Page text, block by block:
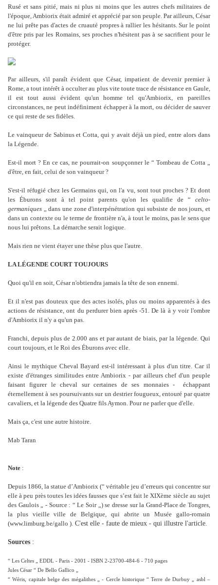
Rusé et sans pitié, mais ni plus ni moins que les autres chefs militaires de
l'époque, Ambiorix était admiré et apprécié par son peuple. Par ailleurs, César
ne lui prête pas d'actes de cruauté propres à rallier les hésitants. Sur le point
d'être pris par les Romains, ses proches n'hésitent pas à se sacrifient pour le
protéger.
Par ailleurs, s'il paraît évident que César, impatient de devenir premier à
Rome, a tout intérêt à occulter au plus vite toute trace de résistance en Gaule,
il est tout aussi évident qu'un homme tel qu'Ambiorix, en pareilles
circonstances, ne peut indéfiniment échapper à la mort, ou décider de sauver
ce qui reste de ses fidèles.
Le vainqueur de Sabinus et Cotta, qui y avait déjà un pied, entre alors dans
la Légende.
Est-il mort ? En ce cas, ne pourrait-on soupçonner le “ Tombeau de Cotta „
d'être, en fait, celui de son vainqueur ?
S'est-il réfugié chez les Germains qui, on l'a vu, sont tout proches ? Et dont
les Éburons sont à tel point parents qu'on les qualifie de “ celto-
germaniques „ dans une zone d'interpénétration qui subsiste de nos jours, et
dans un contexte ou le terme de frontière n'a, à tout le moins, pas le sens que
nous lui prêtons. La démarche serait logique.
Mais rien ne vient étayer une thèse plus que l'autre.
LA LÉGENDE COURT TOUJOURS
Quoi qu'il en soit, César n'obtiendra jamais la tête de son ennemi.
Et il n'est pas douteux que des actes isolés, plus ou moins apparentés à des
actions de résistance, ont du perdurer bien après -51. De là à y voir l'ombre
d'Ambiorix il n'y a qu'un pas.
Franchi, depuis plus de 2.000 ans et par autant de biais, par la légende. Qui
court toujours, et le Roi des Éburons avec elle.
Ainsi le mythique Cheval Bayard est-il intéressant à plus d'un titre. Car il
existe d'étranges similitudes entre Ambiorix - par ailleurs chef d'un peuple
faisant figurer le cheval sur certaines de ses monnaies - échappant
éternellement à ses poursuivants sur un destrier fougueux, entouré par quatre
cavaliers, et la légende des Quatre fils Aymon. Pour ne parler que d'elle.
Mais ça, c'est une autre histoire.
Mab Taran
Note :
Depuis 1866, la statue d’Ambiorix (“ véritable jeu d’erreurs qui concentre sur
elle à peu près toutes les idées fausses que s’est fait le XIXème siècle au sujet
des Gaulois „ - Source : “ Le Soir „) se dresse sur la Grand-Place de Tongres,
la plus vieille ville de Belgique, qui abrite un Musée gallo-romain
(www.limburg.be/gallo ). C'est elle - faute de mieux - qui illustre l'article.
Sources :
“ Les Celtes „ EDDL - Paris - 2001 - ISBN 2-23700-484-6 - 710 pages
Jules César “ De Bello Gallico „
“ Wéris, capitale belge des mégalithes „ - Cercle historique “ Terre de Durbuy „ asbl –